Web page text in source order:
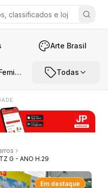
Arte Brasil
Moda Feminina Todas
G - ANO H.29
Em destaque